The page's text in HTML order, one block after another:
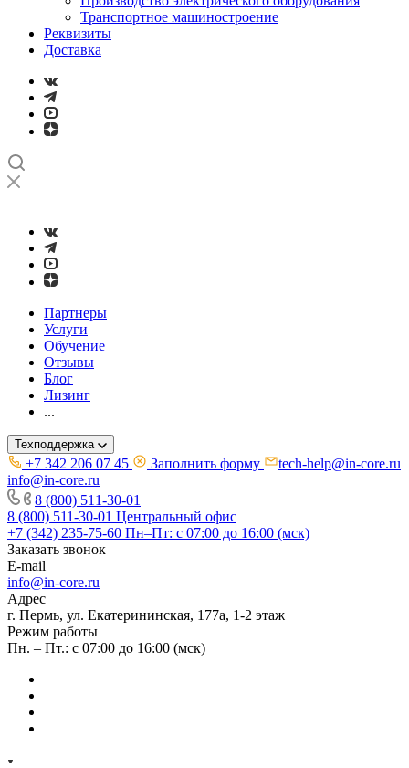
Транспортное машиностроение
Реквизиты
Доставка
Партнеры
Услуги
Обучение
Отзывы
Блог
Лизинг
...
Техподдержка
+7 342 206 07 45 Заполнить форму
tech-help@in-core.ru
info@in-core.ru
8 (800) 511-30-01
8 (800) 511-30-01 Центральный офис
+7 (342) 235-75-60 Пн–Пт: с 07:00 до 16:00 (мск)
Заказать звонок
E-mail
info@in-core.ru
Адрес
г. Пермь, ул. ​Екатерининская, 177а, ​1-2 этаж
Режим работы
Пн. – Пт.: с 07:00 до 16:00 (мск)